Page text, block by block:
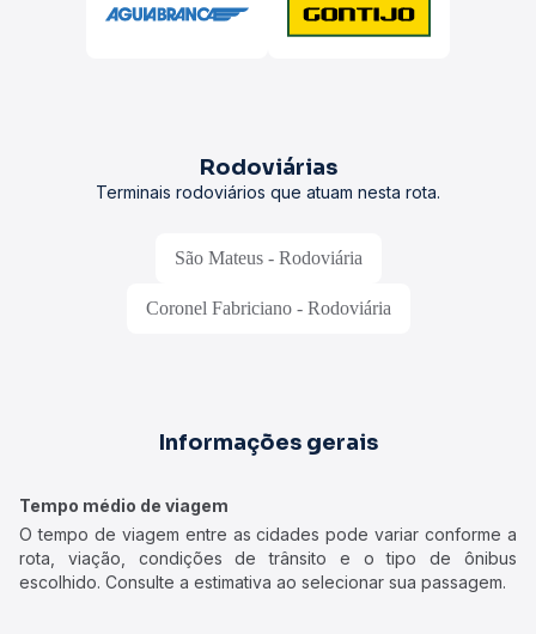
Rodoviárias
Terminais rodoviários que atuam nesta rota.
São Mateus - Rodoviária
Coronel Fabriciano - Rodoviária
Informações gerais
Tempo médio de viagem
O tempo de viagem entre as cidades pode variar conforme a
rota, viação, condições de trânsito e o tipo de ônibus
escolhido. Consulte a estimativa ao selecionar sua passagem.